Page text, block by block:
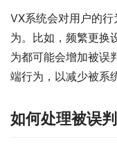
VX系统会对用户的
为。比如，频繁更换
为都可能会增加被误
端行为，以减少被系
如何处理被误